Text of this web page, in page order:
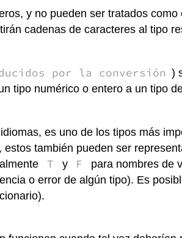
y no pueden ser tratados
cadenas de caracteres al tipo
por la conversión )
tipo numérico o entero a un tipo
es uno de los tipos más
estos también pueden ser
T y F
para nombres de
o error de algún tipo). Es